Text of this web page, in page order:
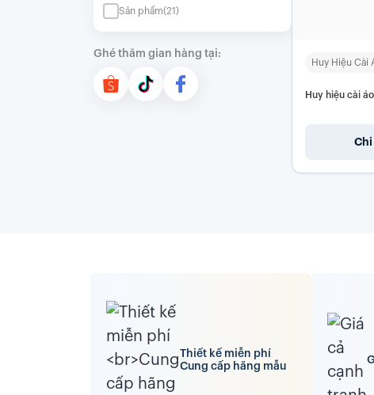
Sản phẩm(21)
Ghé thăm gian hàng tại:
Huy Hiệu Cài
Huy hiệu cài
Thiết kế miễn phí
Cung cấp hãng mẫu